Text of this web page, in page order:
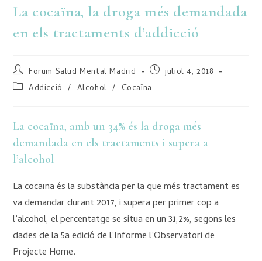
La cocaïna, la droga més demandada
en els tractaments d’addicció
Forum Salud Mental Madrid
juliol 4, 2018
Addicció / Alcohol / Cocaïna
La cocaïna, amb un 34% és la droga més
demandada en els tractaments i supera a
l’alcohol
La cocaïna és la substància per la que més tractament es
va demandar durant 2017, i supera per primer cop a
l’alcohol, el percentatge se situa en un 31,2%, segons les
dades de la 5a edició de l’Informe l’Observatori de
Projecte Home.